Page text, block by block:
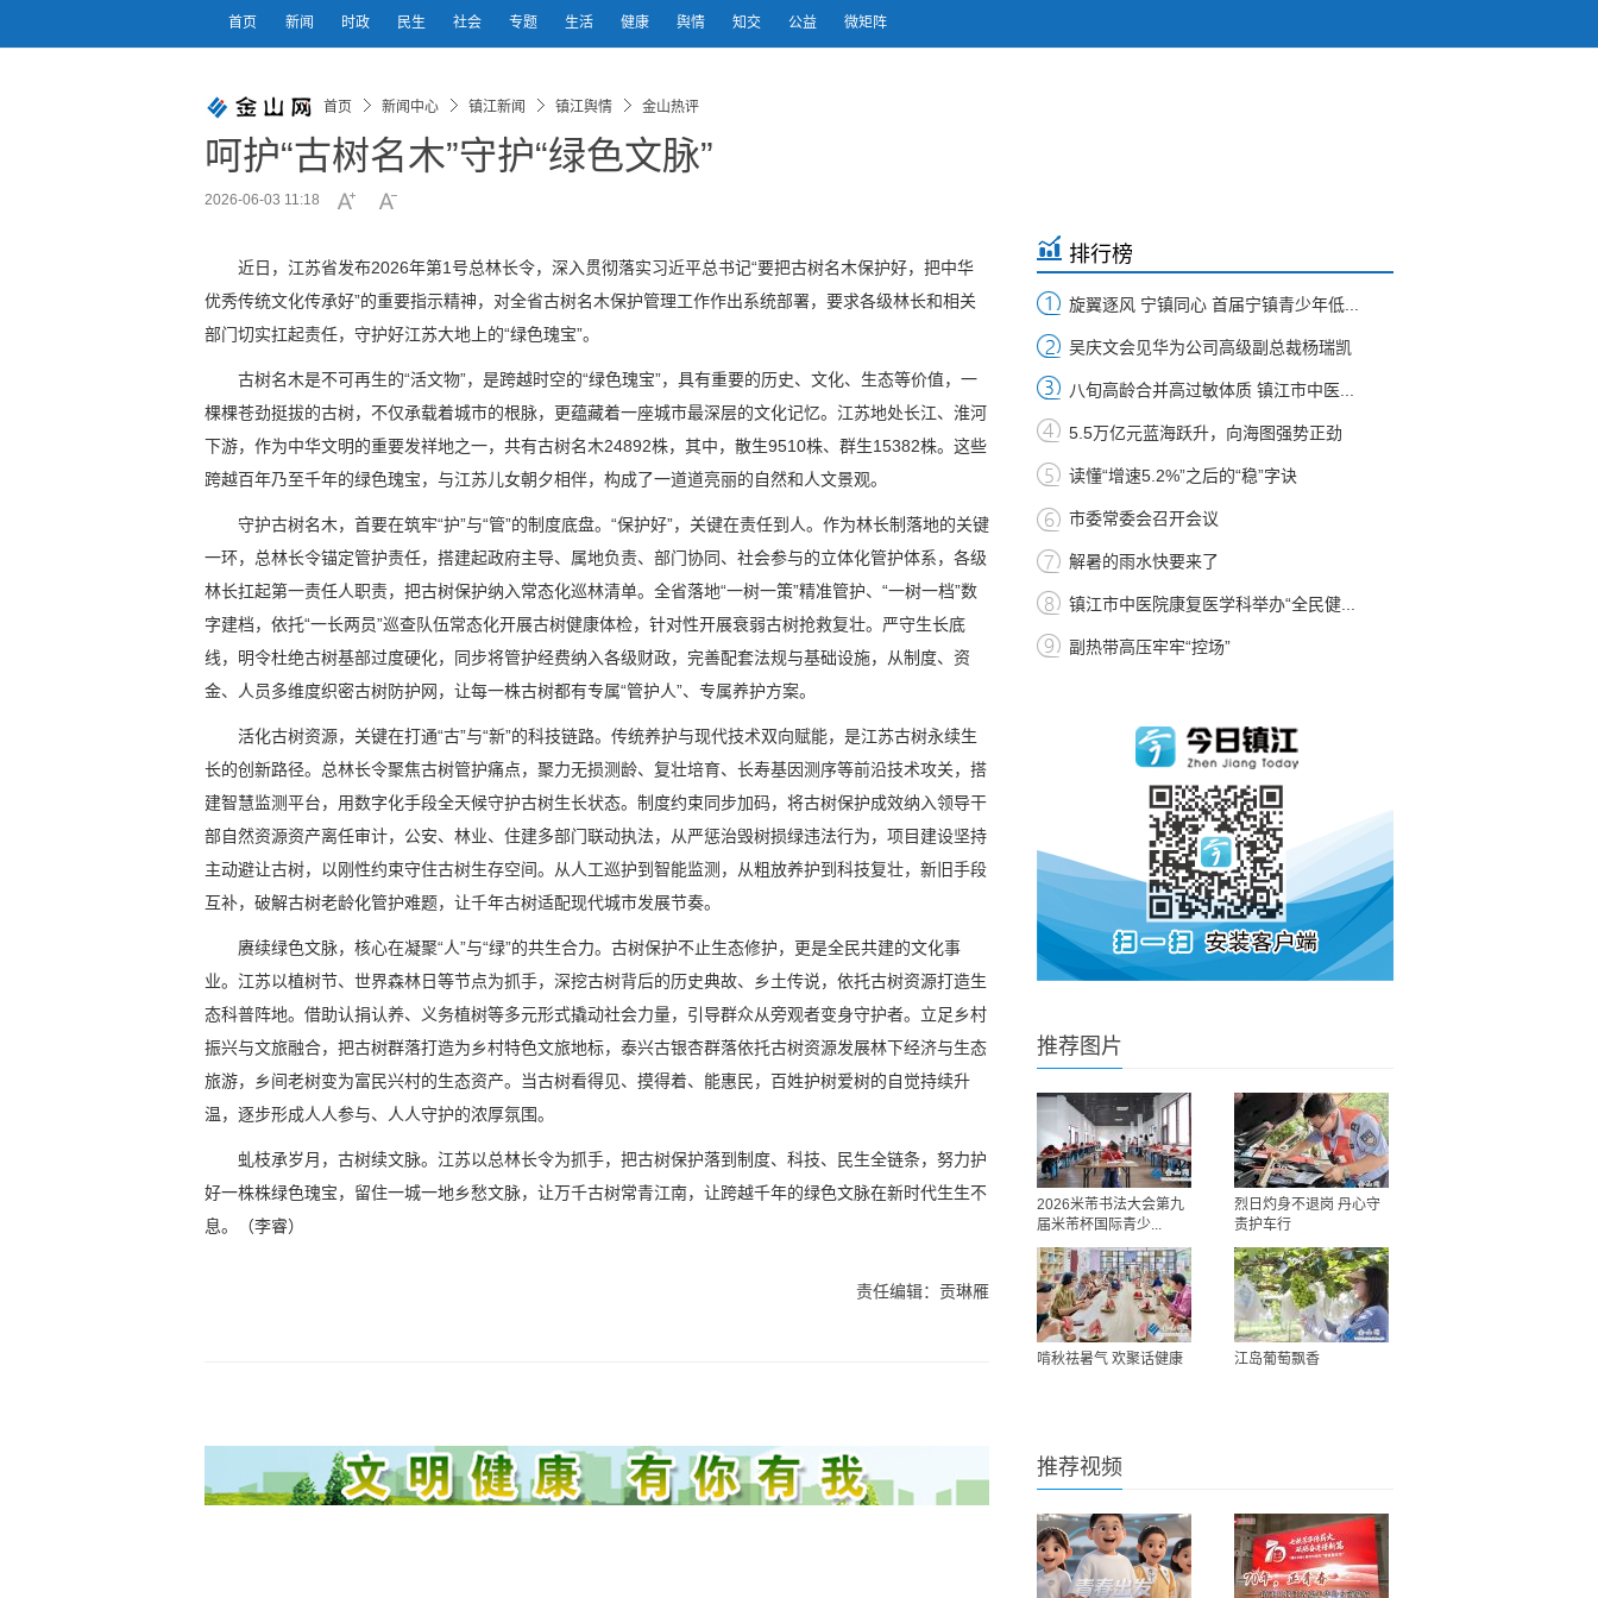
首页 新闻 时政 民生 社会 专题 生活 健康 舆情 知交 公益 微矩阵
首页 新闻中心 镇江新闻 镇江舆情 金山热评
呵护“古树名木”守护“绿色文脉”
2026-06-03 11:18
近日，江苏省发布2026年第1号总林长令，深入贯彻落实习近平总书记“要把古树名木保护好，把中华
优秀传统文化传承好”的重要指示精神，对全省古树名木保护管理工作作出系统部署，要求各级林长和相关
部门切实扛起责任，守护好江苏大地上的“绿色瑰宝”。
古树名木是不可再生的“活文物”，是跨越时空的“绿色瑰宝”，具有重要的历史、文化、生态等价值，一
棵棵苍劲挺拔的古树，不仅承载着城市的根脉，更蕴藏着一座城市最深层的文化记忆。江苏地处长江、淮河
下游，作为中华文明的重要发祥地之一，共有古树名木24892株，其中，散生9510株、群生15382株。这些
跨越百年乃至千年的绿色瑰宝，与江苏儿女朝夕相伴，构成了一道道亮丽的自然和人文景观。
守护古树名木，首要在筑牢“护”与“管”的制度底盘。“保护好”，关键在责任到人。作为林长制落地的关键
一环，总林长令锚定管护责任，搭建起政府主导、属地负责、部门协同、社会参与的立体化管护体系，各级
林长扛起第一责任人职责，把古树保护纳入常态化巡林清单。全省落地“一树一策”精准管护、“一树一档”数
字建档，依托“一长两员”巡查队伍常态化开展古树健康体检，针对性开展衰弱古树抢救复壮。严守生长底
线，明令杜绝古树基部过度硬化，同步将管护经费纳入各级财政，完善配套法规与基础设施，从制度、资
金、人员多维度织密古树防护网，让每一株古树都有专属“管护人”、专属养护方案。
活化古树资源，关键在打通“古”与“新”的科技链路。传统养护与现代技术双向赋能，是江苏古树永续生
长的创新路径。总林长令聚焦古树管护痛点，聚力无损测龄、复壮培育、长寿基因测序等前沿技术攻关，搭
建智慧监测平台，用数字化手段全天候守护古树生长状态。制度约束同步加码，将古树保护成效纳入领导干
部自然资源资产离任审计，公安、林业、住建多部门联动执法，从严惩治毁树损绿违法行为，项目建设坚持
主动避让古树，以刚性约束守住古树生存空间。从人工巡护到智能监测，从粗放养护到科技复壮，新旧手段
互补，破解古树老龄化管护难题，让千年古树适配现代城市发展节奏。
赓续绿色文脉，核心在凝聚“人”与“绿”的共生合力。古树保护不止生态修护，更是全民共建的文化事
业。江苏以植树节、世界森林日等节点为抓手，深挖古树背后的历史典故、乡土传说，依托古树资源打造生
态科普阵地。借助认捐认养、义务植树等多元形式撬动社会力量，引导群众从旁观者变身守护者。立足乡村
振兴与文旅融合，把古树群落打造为乡村特色文旅地标，泰兴古银杏群落依托古树资源发展林下经济与生态
旅游，乡间老树变为富民兴村的生态资产。当古树看得见、摸得着、能惠民，百姓护树爱树的自觉持续升
温，逐步形成人人参与、人人守护的浓厚氛围。
虬枝承岁月，古树续文脉。江苏以总林长令为抓手，把古树保护落到制度、科技、民生全链条，努力护
好一株株绿色瑰宝，留住一城一地乡愁文脉，让万千古树常青江南，让跨越千年的绿色文脉在新时代生生不
息。（李睿）
责任编辑：贡琳雁
排行榜
旋翼逐风 宁镇同心 首届宁镇青少年低...
吴庆文会见华为公司高级副总裁杨瑞凯
八旬高龄合并高过敏体质 镇江市中医...
5.5万亿元蓝海跃升，向海图强势正劲
读懂“增速5.2%”之后的“稳”字诀
市委常委会召开会议
解暑的雨水快要来了
镇江市中医院康复医学科举办“全民健...
副热带高压牢牢“控场”
推荐图片
2026米芾书法大会第九
届米芾杯国际青少...
烈日灼身不退岗 丹心守
责护车行
啃秋祛暑气 欢聚话健康 江岛葡萄飘香
推荐视频